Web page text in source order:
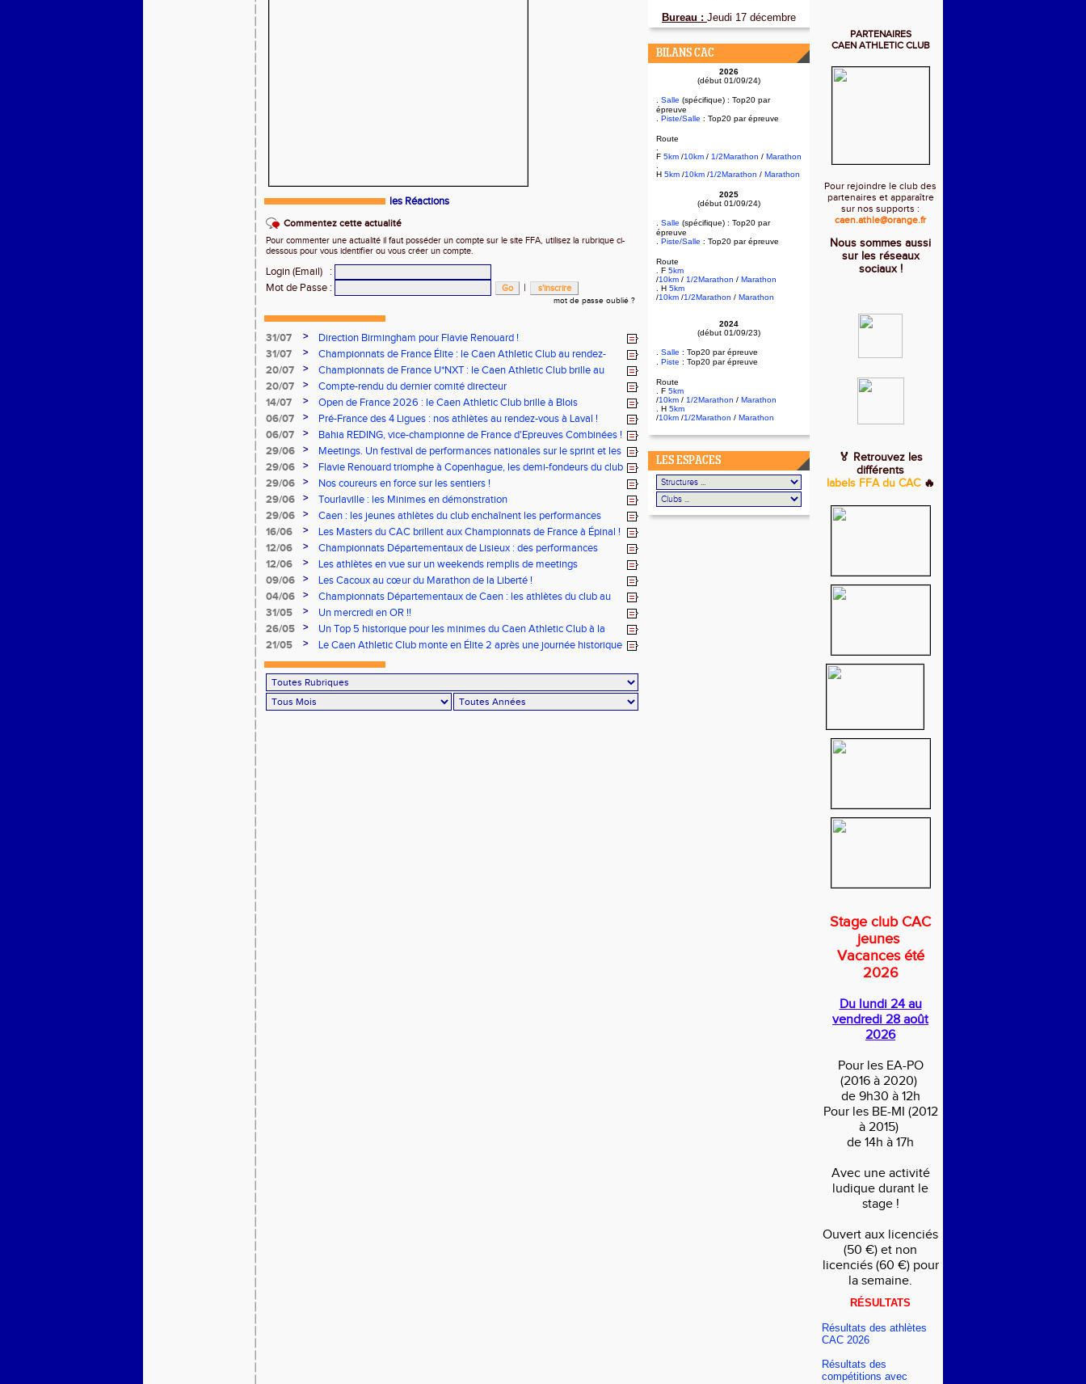
les Réactions
Commentez cette actualité
Pour commenter une actualité il faut posséder un compte sur le site FFA, utilisez la rubrique ci-
dessous pour vous identifier ou vous créer un compte.
Login (Email)
:
Mot de Passe : |
mot de passe oublié ?
31/07 >
Direction Birmingham pour Flavie Renouard !
31/07
>
Championnats de France Élite : le Caen Athletic Club au rendez-
vous à Albi !
20/07 >
Championnats de France U*NXT : le Caen Athletic Club brille au
Stade Charléty !
20/07 >
Compte-rendu du dernier comité directeur
14/07
>
Open de France 2026 : le Caen Athletic Club brille à Blois
06/07
>
Pré-France des 4 Ligues : nos athlètes au rendez-vous à Laval !
06/07
>
Bahia REDING, vice-championne de France d'Epreuves Combinées !
29/06
>
Meetings. Un festival de performances nationales sur le sprint et les
concours
29/06 >
Flavie Renouard triomphe à Copenhague, les demi-fondeurs du club
brillent sur tous les fronts
29/06 >
Nos coureurs en force sur les sentiers !
29/06
>
Tourlaville : les Minimes en démonstration
29/06
>
Caen : les jeunes athlètes du club enchaînent les performances
16/06
>
Les Masters du CAC brillent aux Championnats de France à Épinal !
12/06
>
Championnats Départementaux de Lisieux : des performances
remarquables pour nos jeunes athlètes
12/06 >
Les athlètes en vue sur un weekends remplis de meetings
09/06
>
Les Cacoux au cœur du Marathon de la Liberté !
04/06
>
Championnats Départementaux de Caen : les athlètes du club au
rendez-vous
31/05 >
Un mercredi en OR !!
26/05
>
Un Top 5 historique pour les minimes du Caen Athletic Club à la
Finale Nationale Equip’Athlé !
21/05 >
Le Caen Athletic Club monte en Élite 2 après une journée historique
Bureau : Jeudi 17 décembre
BILANS CAC
2026
(début 01/09/24)
. Salle (spécifique) : Top20 par
épreuve
Piste/Salle : Top20 par épreuve
Route
F 5km /10km / 1/2Marathon / Marathon
H 5km /10km /1/2Marathon / Marathon
2025
(début 01/09/24)
. Salle (spécifique) : Top20 par
épreuve
Piste/Salle : Top20 par épreuve
Route
. F 5km
/10km / 1/2Marathon / Marathon
. H 5km
/10km /1/2Marathon / Marathon
2024
(début 01/09/23)
. Salle : Top20 par épreuve
Piste : Top20 par épreuve
Route
. F 5km
/10km / 1/2Marathon / Marathon
. H 5km
/10km /1/2Marathon / Marathon
LES ESPACES
PARTENAIRES
CAEN ATHLETIC CLUB
Pour rejoindre le club des
partenaires et apparaître
sur nos supports :
caen.athle@orange.fr
Nous sommes aussi
sur les réseaux
sociaux !
🏅 Retrouvez les
différents
labels FFA du CAC 🔥
Stage club CAC
jeunes
Vacances été
2026
Du lundi 24 au
vendredi 28 août
2026
Pour les EA-PO
(2016 à 2020)
de 9h30 à 12h
Pour les BE-MI (2012
à 2015)
de 14h à 17h
Avec une activité
ludique durant le
stage !
Ouvert aux licenciés
(50 €) et non
licenciés (60 €) pour
la semaine.
RÉSULTATS
Résultats des athlètes
CAC 2026
Résultats des
compétitions avec